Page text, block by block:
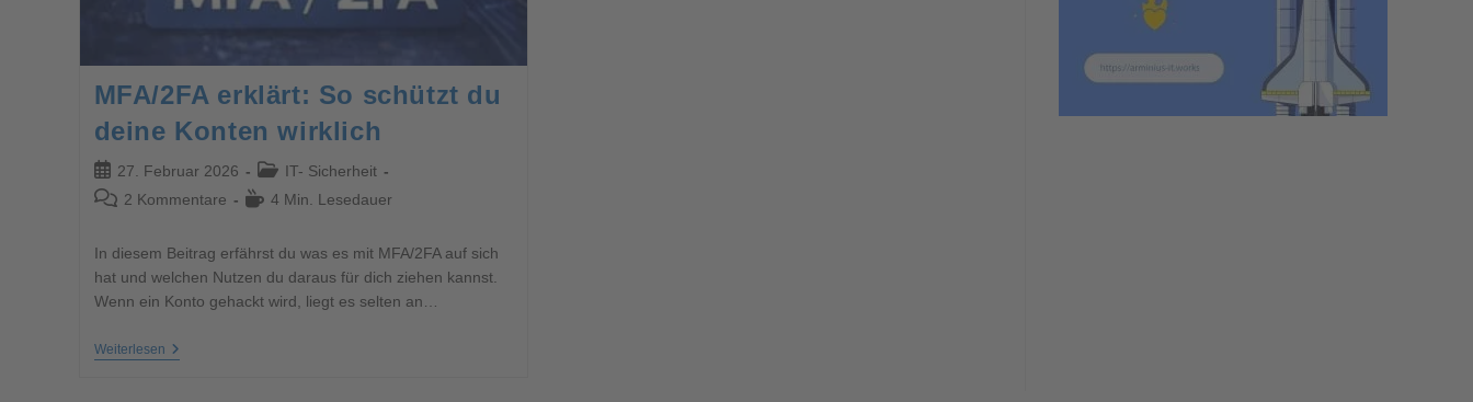
MFA/2FA erklärt: So schützt du
deine Konten wirklich
27. Februar 2026
IT- Sicherheit
2 Kommentare
4 Min. Lesedauer
In diesem Beitrag erfährst du was es mit MFA/2FA auf sich
hat und welchen Nutzen du daraus für dich ziehen kannst.
Wenn ein Konto gehackt wird, liegt es selten an…
Weiterlesen